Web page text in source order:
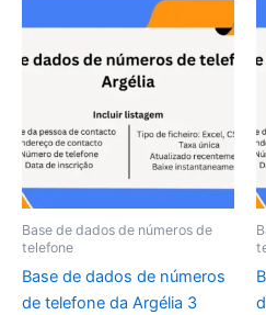
Base de dados de números de
telefone
Base de dados de números
de telefone da Argélia 3